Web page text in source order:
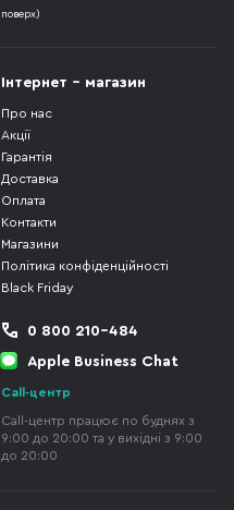
поверх)
Інтернет - магазин
Про нас
Акції
Гарантія
Доставка
Оплата
Контакти
Магазини
Політика конфіденційності
Black Friday
0 800 210-484
Apple Business Chat
Call-центр
Call-центр працює по буднях з
9:00 до 20:00 та у вихідні з 9:00
до 20:00